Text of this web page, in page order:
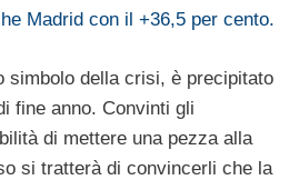
Madrid con il +36,5 per cento.
simbolo della crisi, è precipitato
fine anno. Convinti gli
di mettere una pezza alla
si tratterà di convincerli che la